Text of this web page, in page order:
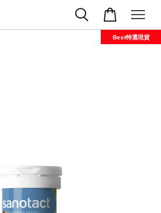
Best特選現貨